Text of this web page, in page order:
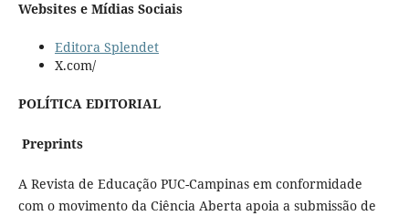
Websites e Mídias Sociais
Editora Splendet
X.com/
POLÍTICA EDITORIAL
Preprints
A Revista de Educação PUC-Campinas em conformidade
com o movimento da Ciência Aberta apoia a submissão de